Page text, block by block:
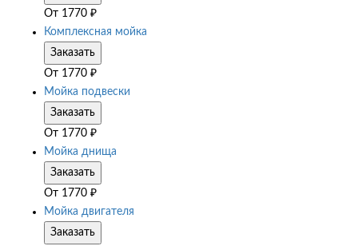
От 1770 ₽
Комплексная мойка
Заказать
От 1770 ₽
Мойка подвески
Заказать
От 1770 ₽
Мойка днища
Заказать
От 1770 ₽
Мойка двигателя
Заказать